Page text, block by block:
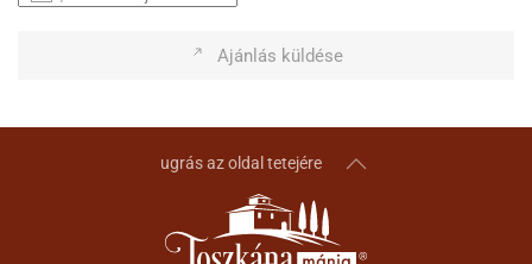
Ajánlás küldése
ugrás az oldal tetejére